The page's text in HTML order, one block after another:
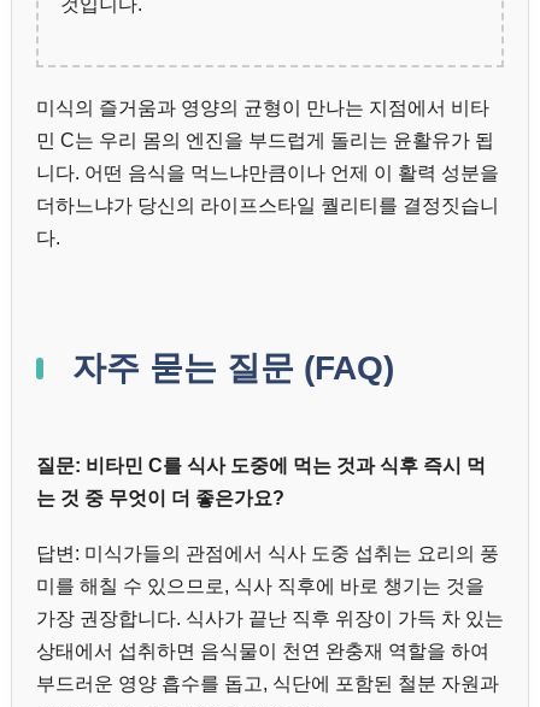
것입니다.
미식의 즐거움과 영양의 균형이 만나는 지점에서 비타
민 C는 우리 몸의 엔진을 부드럽게 돌리는 윤활유가 됩
니다. 어떤 음식을 먹느냐만큼이나 언제 이 활력 성분을
더하느냐가 당신의 라이프스타일 퀄리티를 결정짓습니
다.
자주 묻는 질문 (FAQ)
질문: 비타민 C를 식사 도중에 먹는 것과 식후 즉시 먹
는 것 중 무엇이 더 좋은가요?
답변: 미식가들의 관점에서 식사 도중 섭취는 요리의 풍
미를 해칠 수 있으므로, 식사 직후에 바로 챙기는 것을
가장 권장합니다. 식사가 끝난 직후 위장이 가득 차 있는
상태에서 섭취하면 음식물이 천연 완충재 역할을 하여
부드러운 영양 흡수를 돕고, 식단에 포함된 철분 자원과